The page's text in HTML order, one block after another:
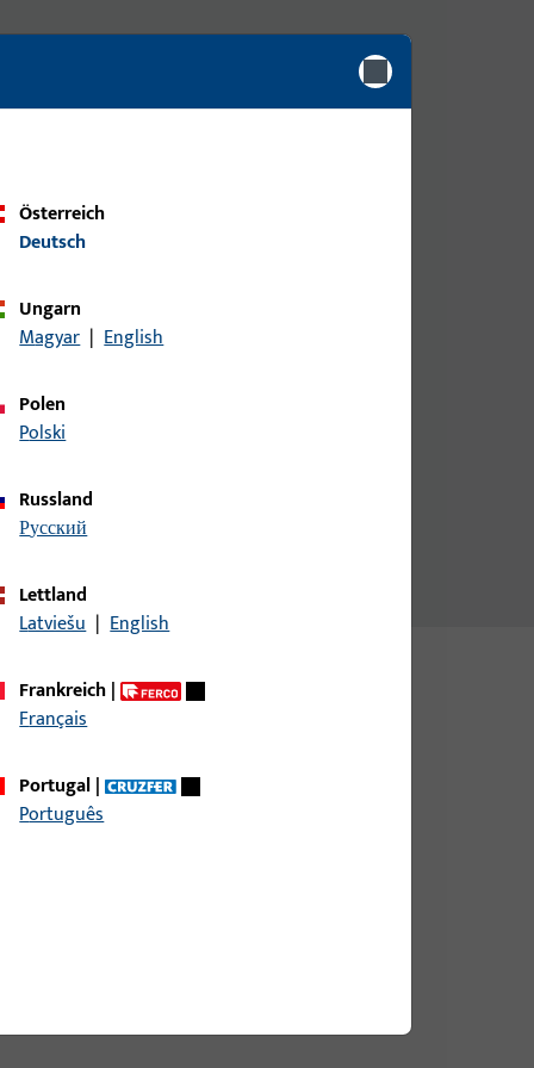
Österreich
Deutsch
Ungarn
Magyar | English
Polen
Polski
Russland
русский
Lettland
Latviešu | English
Frankreich|
Français
Portugal|
Português